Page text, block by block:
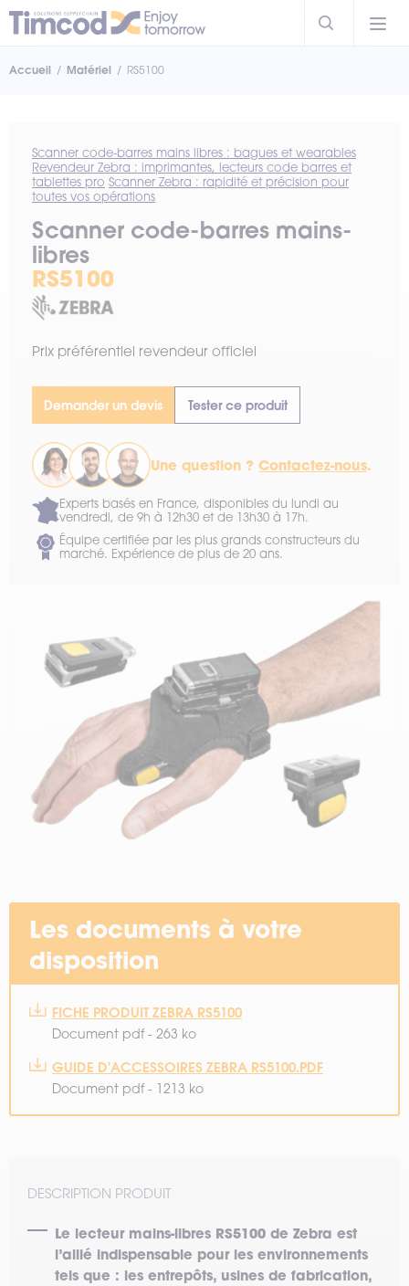
Accueil Matériel RS5100
Scanner code-barres mains libres : bagues et wearables
Revendeur Zebra : imprimantes, lecteurs code barres et
tablettes pro Scanner Zebra : rapidité et précision pour
toutes vos opérations
Scanner code-barres mains-
libres
RS5100
Prix préférentiel revendeur officiel
Demander un devis Tester ce produit
Une question ? Contactez-nous.
Experts basés en France, disponibles du lundi au
vendredi, de 9h à 12h30 et de 13h30 à 17h.
Équipe certifiée par les plus grands constructeurs du
marché. Expérience de plus de 20 ans.
Les documents à votre
disposition
FICHE PRODUIT ZEBRA RS5100
Document pdf - 263 ko
GUIDE D'ACCESSOIRES ZEBRA RS5100.PDF
Document pdf - 1213 ko
DESCRIPTION PRODUIT
Le lecteur mains-libres RS5100 de Zebra est
l’allié indispensable pour les environnements
tels que : les entrepôts, usines de fabrication,